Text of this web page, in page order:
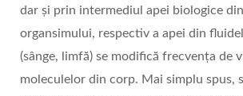
dar și prin intermediul apei biologice
organsimului, respectiv a apei din
(sânge, limfă) se modifică frecvența de
moleculelor din corp. Mai simplu spus,